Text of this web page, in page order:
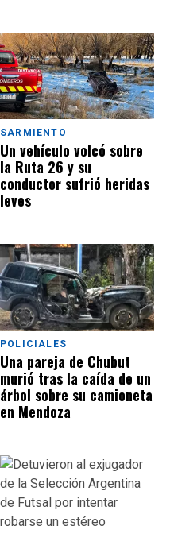
SARMIENTO
Un vehículo volcó sobre
la Ruta 26 y su
conductor sufrió heridas
leves
POLICIALES
Una pareja de Chubut
murió tras la caída de un
árbol sobre su camioneta
en Mendoza